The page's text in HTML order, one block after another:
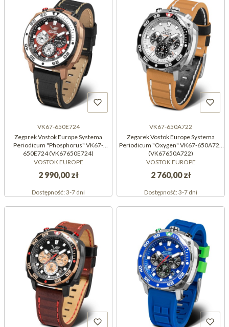
VK67-650E724
Zegarek Vostok Europe Systema
Periodicum "Phosphorus" VK67-
650E724 (VK67650E724)
VOSTOK EUROPE
2 990,00 zł
Dostępność:3-7 dni
VK67-650A722
Zegarek Vostok Europe Systema
Periodicum "Oxygen" VK67-650A722
(VK67650A722)
VOSTOK EUROPE
2 760,00 zł
Dostępność:3-7 dni